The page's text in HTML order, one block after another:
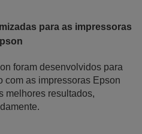
para as impressoras
foram desenvolvidos para
com as impressoras Epson
melhores resultados,